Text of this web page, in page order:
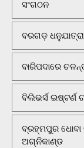
ସଂଗଠନ
ବରଗଡ଼
ବାରିପଦାରେ
ବିଲିଭର୍ସ ଇଷ୍ଟର୍ଣ
ବ୍ରହ୍ମପୁର ଧୋବା
ଅଗ୍ନିକାଣ୍ଡ